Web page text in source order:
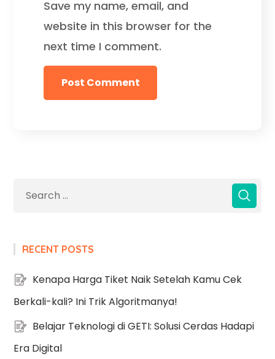
Save my name, email, and
website in this browser for the
next time I comment.
RECENT POSTS
Kenapa Harga Tiket Naik Setelah Kamu Cek
Berkali-kali? Ini Trik Algoritmanya!
Belajar Teknologi di GETI: Solusi Cerdas Hadapi
Era Digital